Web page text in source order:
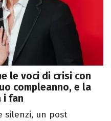
le voci di crisi con
compleanno, e la
i fan
silenzi, un post